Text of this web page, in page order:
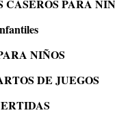
CASEROS PARA
NIÑOS
DE JUEGOS